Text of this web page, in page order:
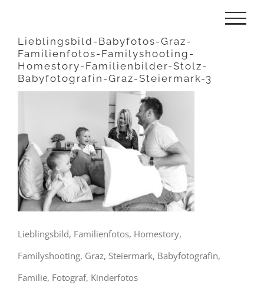
springen
Lieblingsbild-Babyfotos-Graz-
Familienfotos-Familyshooting-
Homestory-Familienbilder-Stolz-
Babyfotografin-Graz-Steiermark-3
Lieblingsbild, Familienfotos, Homestory,
Familyshooting, Graz, Steiermark, Babyfotografin,
Familie, Fotograf, Kinderfotos